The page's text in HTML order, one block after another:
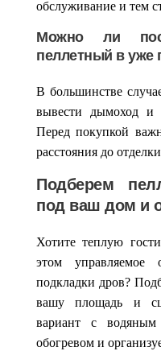
обслуживание и тем
Можно ли
пеллетный в уже
В большинстве
вывести дымоход и
Перед покупкой
расстояния до
Подберем
под ваш дом и
Хотите теплую
этом управляемое
подкладки дров?
вашу площадь и
вариант с
обогревом и